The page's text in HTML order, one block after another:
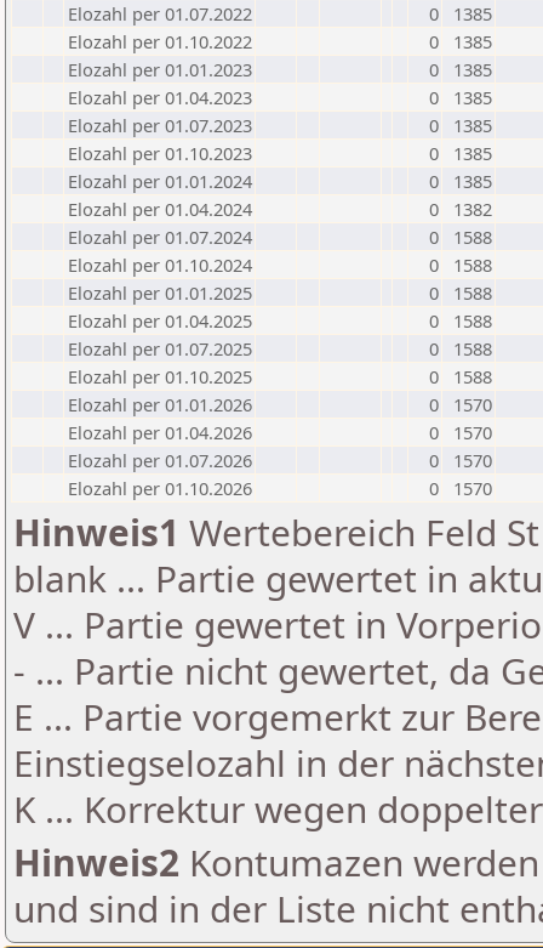
Elozahl per 01.07.2022
0
1385
Elozahl per 01.10.2022
0
1385
Elozahl per 01.01.2023
0
1385
Elozahl per 01.04.2023
0
1385
Elozahl per 01.07.2023
0
1385
Elozahl per 01.10.2023
0
1385
Elozahl per 01.01.2024
0
1385
Elozahl per 01.04.2024
0
1382
Elozahl per 01.07.2024
0
1588
Elozahl per 01.10.2024
0
1588
Elozahl per 01.01.2025
0
1588
Elozahl per 01.04.2025
0
1588
Elozahl per 01.07.2025
0
1588
Elozahl per 01.10.2025
0
1588
Elozahl per 01.01.2026
0
1570
Elozahl per 01.04.2026
0
1570
Elozahl per 01.07.2026
0
1570
Elozahl per 01.10.2026
0 1570
Hinweis1 Wertebereich Feld
blank ... Partie gewertet in
V ... Partie gewertet in
- ... Partie nicht gewertet, da
E ... Partie vorgemerkt zur
Einstiegselozahl in der
K ... Korrektur wegen
Hinweis2 Kontumazen
und sind in der Liste nicht